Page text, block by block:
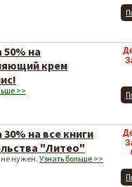
на
крем
>>
на все книги
"Литео"
нужен.Узнать больше >>